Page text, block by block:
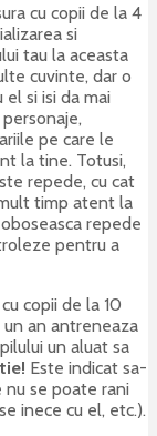
cu copii de la 4
si
tau la aceasta
cuvinte, dar o
si isi da mai
pe care le
la tine. Totusi,
repede, cu cat
timp atent la
repede
pentru a
copii de la 10
an antreneaza
un aluat sa
Este indicat sa-
nu se poate rani
inece cu el, etc.).